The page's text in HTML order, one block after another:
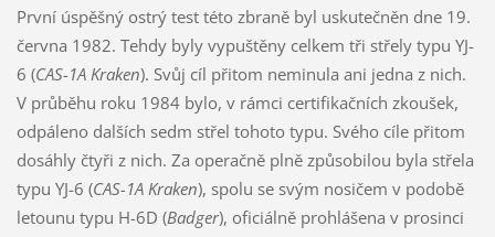
První úspěšný ostrý test této zbraně byl uskutečněn dne 19.
června 1982. Tehdy byly vypuštěny celkem tři střely typu YJ-
6 (CAS-1A Kraken). Svůj cíl přitom neminula ani jedna z nich.
V průběhu roku 1984 bylo, v rámci certifikačních zkoušek,
odpáleno dalších sedm střel tohoto typu. Svého cíle přitom
dosáhly čtyři z nich. Za operačně plně způsobilou byla střela
typu YJ-6 (CAS-1A Kraken), spolu se svým nosičem v podobě
letounu typu H-6D (Badger), oficiálně prohlášena v prosinci